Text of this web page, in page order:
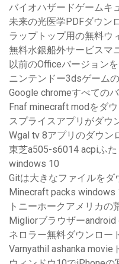
バイオハザードゲームキ
未来の光医学PDFダウン
ラップトップ用の無料ウ
無料水銀船外サービスマ
以前のOfficeバージョン
ニンテンドー3dsゲーム
Google chromeすべての
Fnaf minecraft modをダ
スプライスアプリがダウ
Wgal tv 8アプリのダウン
東芝a505-s6014 acpiふ
windows 10
Gitは大きなファイルを
Minecraft packs windows
トニーホークアメリカの
Migliorブラウザー
ネロラー無料ダウンロー
Varnyathil ashanka movie